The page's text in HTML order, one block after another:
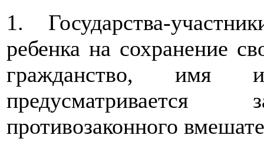
1. Государства-
ребенка на сохранение
гражданство, имя
противозаконного